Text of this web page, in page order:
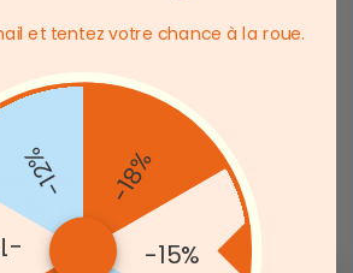
sens pratique et esthétique.
très fonctionnels et épurés,
leur place dans la plupart
des intérieurs.
et tentez votre chance à la roue.
-18%
-15%
-12%